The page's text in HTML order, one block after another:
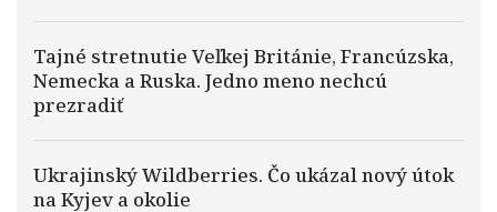
Tajné stretnutie Veľkej Británie, Francúzska,
Nemecka a Ruska. Jedno meno nechcú
prezradiť
Ukrajinský Wildberries. Čo ukázal nový útok
na Kyjev a okolie